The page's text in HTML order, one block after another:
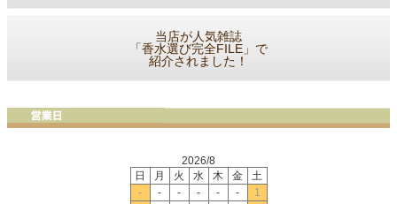
当店が人気雑誌
「香水選び完全FILE」で
紹介されました！
2026/8
日
月 火 水 木 金
土
-
- - - - -
1